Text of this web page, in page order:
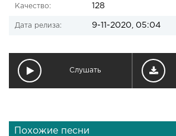
Качество: 128
Дата релиза: 9-11-2020, 05:04
Слушать
Похожие песни